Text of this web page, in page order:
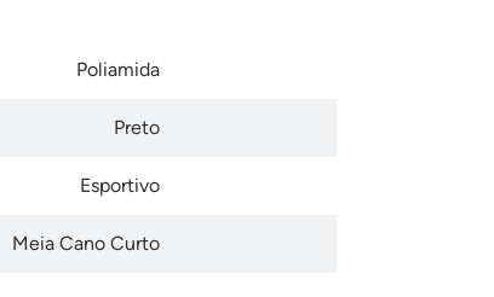
Poliamida
Preto
Esportivo
Meia Cano Curto